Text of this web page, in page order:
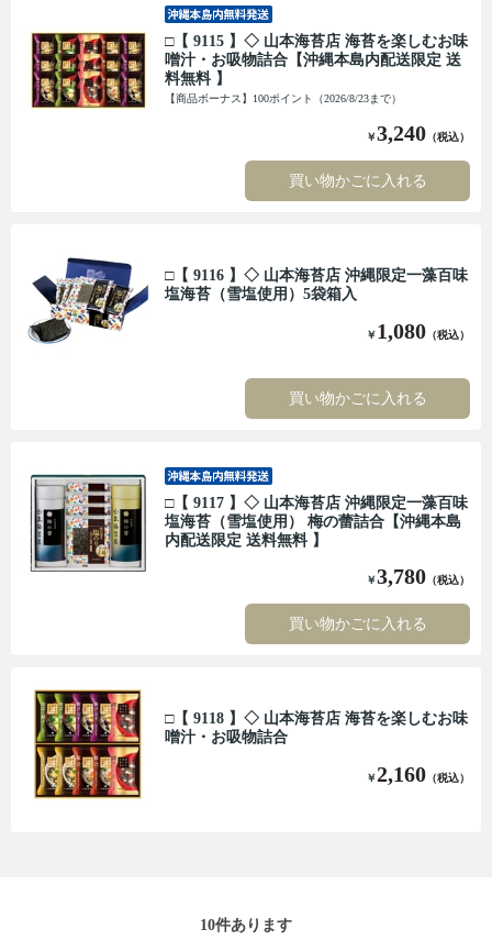
□【 9115 】◇ 山本海苔店 海苔を楽しむお味
噌汁・お吸物詰合【沖縄本島内配送限定 送
料無料 】
【商品ボーナス】100ポイント（2026/8/23まで）
￥3,240 （税込）
買い物かごに入れる
□【 9116 】◇ 山本海苔店 沖縄限定一藻百味
塩海苔（雪塩使用）5袋箱入
￥ 1,080 （税込）
買い物かごに入れる
□【 9117 】◇ 山本海苔店 沖縄限定一藻百味
塩海苔（雪塩使用） 梅の蕾詰合【沖縄本島
内配送限定 送料無料 】
￥3,780 （税込）
買い物かごに入れる
□【 9118 】◇ 山本海苔店 海苔を楽しむお味
噌汁・お吸物詰合
￥2,160 （税込）
10件あります